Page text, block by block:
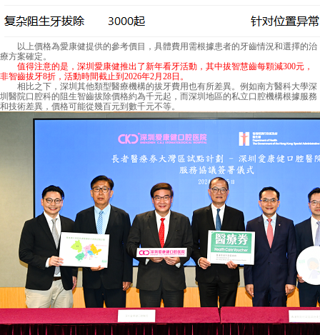
以上價格為愛康健提供的參考價目，具體費用需根據患者的牙齒情況和選擇的治
療方案確定。
值得注意的是，深圳愛康健推出了新年看牙活動，其中拔智慧齒每顆減300元，
非智齒拔牙8折，活動時間截止到2026年2月28日。
相比之下，深圳其他類型醫療機構的拔牙費用也有所差異。例如南方醫科大學深
圳醫院口腔科的阻生智齒拔除價格約為千元起，而深圳地區的私立口腔機構根據服務
和技術差異，價格可能從幾百元到數千元不等。